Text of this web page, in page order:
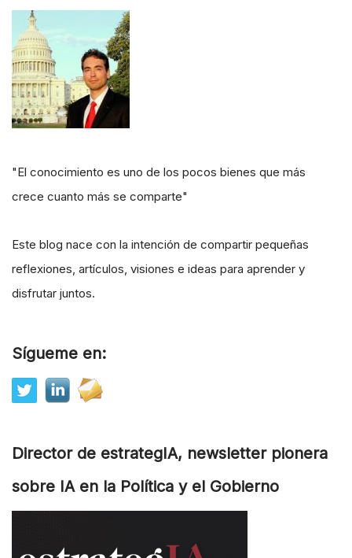
"El conocimiento es uno de los pocos bienes que más
crece cuanto más se comparte"
Este blog nace con la intención de compartir pequeñas
reflexiones, artículos, visiones e ideas para aprender y
disfrutar juntos.
Sígueme en:
Director de estrategIA, newsletter pionera
sobre IA en la Política y el Gobierno